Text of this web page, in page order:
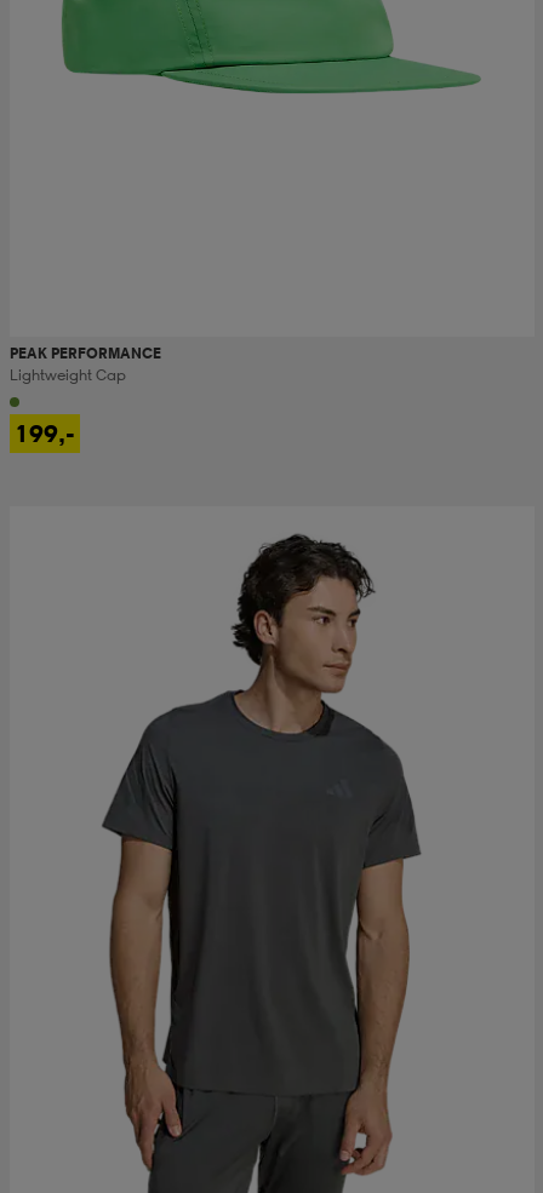
PEAK PERFORMANCE
Lightweight Cap
199,-